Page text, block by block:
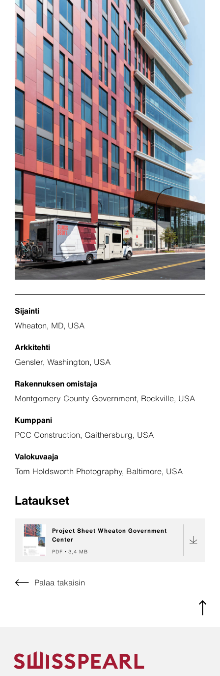
Sijainti
Wheaton, MD, USA
Arkkitehti
Gensler, Washington, USA
Rakennuksen omistaja
Montgomery County Government, Rockville, USA
Kumppani
PCC Construction, Gaithersburg, USA
Valokuvaaja
Tom Holdsworth Photography, Baltimore, USA
Lataukset
Project Sheet Wheaton Government
Center
PDF 3,4 MB
Palaa takaisin